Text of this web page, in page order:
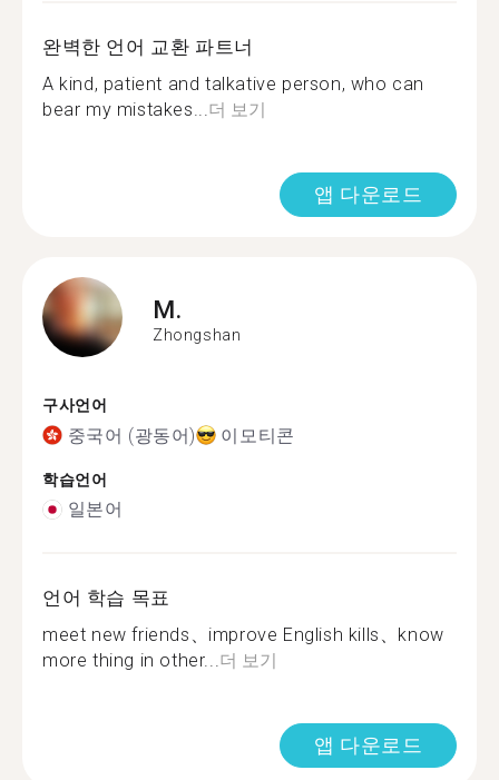
완벽한 언어 교환 파트너
A kind, patient and talkative person, who can
bear my mistakes...더 보기
앱 다운로드
M.
Zhongshan
구사언어
중국어 (광동어) 이모티콘
학습언어
일본어
언어 학습 목표
meet new friends、improve English kills、know
more thing in other...더 보기
앱 다운로드